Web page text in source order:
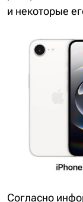
и некоторые
Согласно